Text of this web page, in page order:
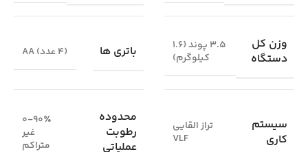
وزن کل
دستگاه
3.5 پوند (1.6
کیلوگرم)
باتری ها (4 عدد) AA
سیستم
کاری
تراز القایی
VLF
محدوده
رطوبت
عملیاتی
0-90٪
غیر
متراکم